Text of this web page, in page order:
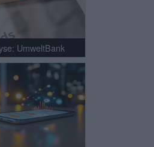
UmweltBank